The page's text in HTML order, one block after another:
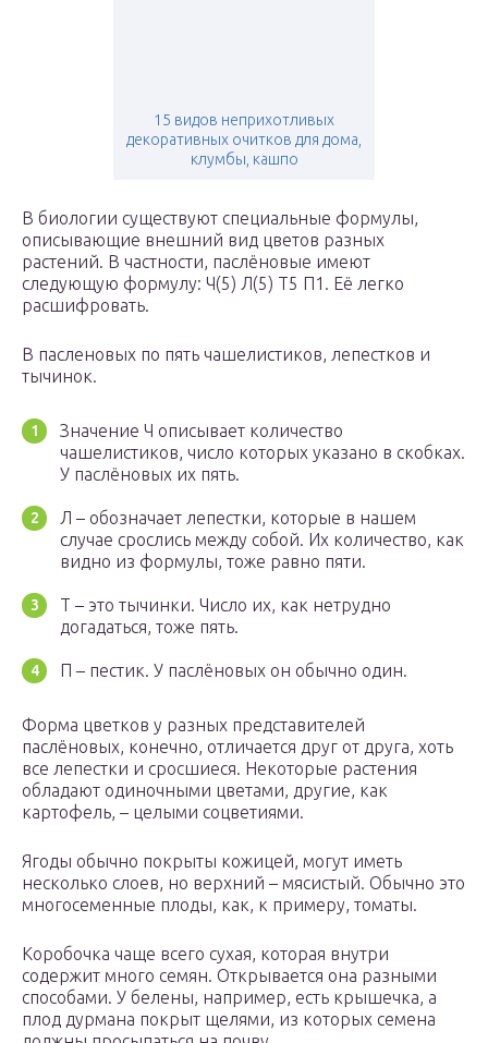
15 видов неприхотливых
декоративных очитков для дома,
клумбы, кашпо
В биологии существуют специальные формулы,
описывающие внешний вид цветов разных
растений. В частности, паслёновые имеют
следующую формулу: Ч(5) Л(5) Т5 П1. Её легко
расшифровать.
В пасленовых по пять чашелистиков, лепестков и
тычинок.
Значение Ч описывает количество
чашелистиков, число которых указано в скобках.
У паслёновых их пять.
Л – обозначает лепестки, которые в нашем
случае срослись между собой. Их количество, как
видно из формулы, тоже равно пяти.
Т – это тычинки. Число их, как нетрудно
догадаться, тоже пять.
П – пестик. У паслёновых он обычно один.
Форма цветков у разных представителей
паслёновых, конечно, отличается друг от друга, хоть
все лепестки и сросшиеся. Некоторые растения
обладают одиночными цветами, другие, как
картофель, – целыми соцветиями.
Ягоды обычно покрыты кожицей, могут иметь
несколько слоев, но верхний – мясистый. Обычно это
многосеменные плоды, как, к примеру, томаты.
Коробочка чаще всего сухая, которая внутри
содержит много семян. Открывается она разными
способами. У белены, например, есть крышечка, а
плод дурмана покрыт щелями, из которых семена